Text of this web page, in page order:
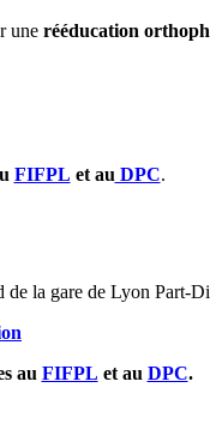
une rééducation
FIFPL et au DPC.
de la gare de Lyon Part-
au FIFPL et au DPC.